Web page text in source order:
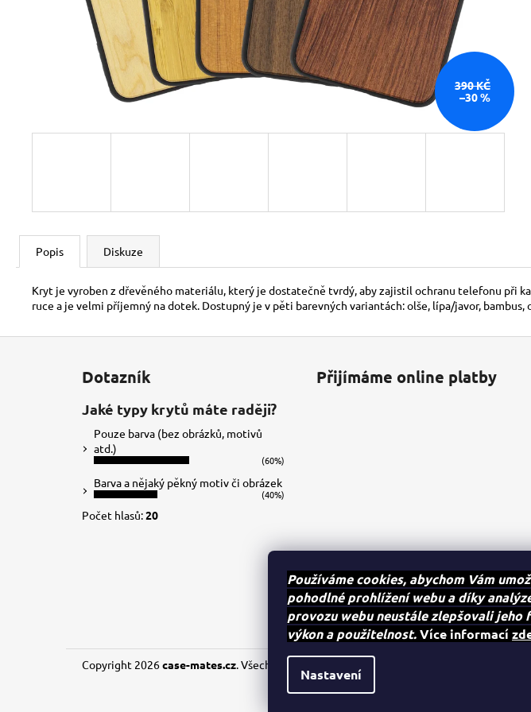
Používáme cookies, abychom Vám
pohodlné prohlížení webu a díky
provozu webu neustále zlepšovali jeho
výkon a použitelnost.Více informací
Nastavení
390 KČ
–30 %
Popis Diskuze
Kryt je vyroben z dřevěného materiálu, který je dostatečně tvrdý, aby zajistil ochranu telefonu při
ruce a je velmi příjemný na dotek. Dostupný je v pěti barevných variantách: olše, lípa/javor, bambus,
Dotazník
Jaké typy krytů máte raději?
Pouze barva (bez obrázků, motivů
atd.)
(60%)
Barva a nějaký pěkný motiv či obrázek
(40%)
Počet hlasů:20
Přijímáme online platby
Copyright 2026case-mates.cz. Všechna práva vyhrazena.